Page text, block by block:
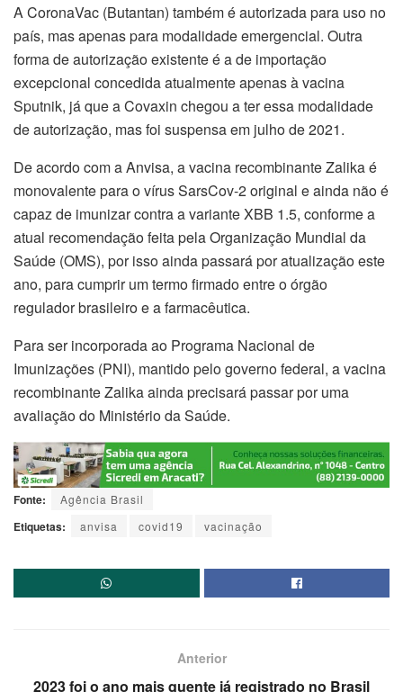
A CoronaVac (Butantan) também é autorizada para uso no
país, mas apenas para modalidade emergencial. Outra
forma de autorização existente é a de importação
excepcional concedida atualmente apenas à vacina
Sputnik, já que a Covaxin chegou a ter essa modalidade
de autorização, mas foi suspensa em julho de 2021.
De acordo com a Anvisa, a vacina recombinante Zalika é
monovalente para o vírus SarsCov-2 original e ainda não é
capaz de imunizar contra a variante XBB 1.5, conforme a
atual recomendação feita pela Organização Mundial da
Saúde (OMS), por isso ainda passará por atualização este
ano, para cumprir um termo firmado entre o órgão
regulador brasileiro e a farmacêutica.
Para ser incorporada ao Programa Nacional de
Imunizações (PNI), mantido pelo governo federal, a vacina
recombinante Zalika ainda precisará passar por uma
avaliação do Ministério da Saúde.
Fonte: Agência Brasil
Etiquetas: anvisa covid19 vacinação
Anterior
2023 foi o ano mais quente já registrado no Brasil